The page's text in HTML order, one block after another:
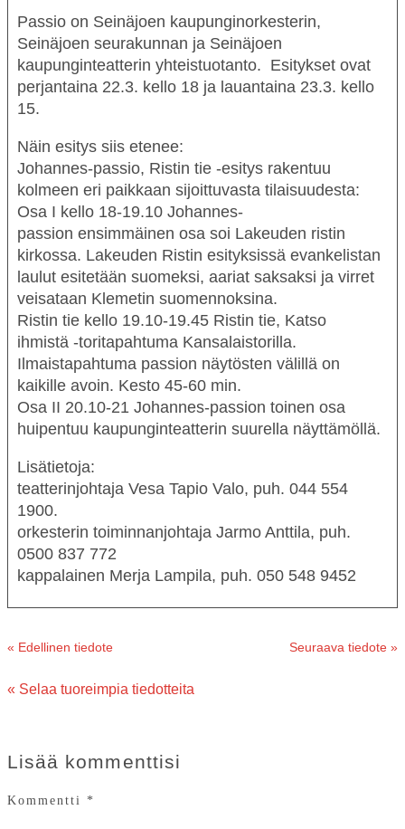
TEATTERI
KESÄTEATTERI
YHTEYS
Tiedotteet
Tietosuojalausunto
Passio on Seinäjoen kaupunginorkesterin,
Seinäjoen seurakunnan ja Seinäjoen
kaupunginteatterin yhteistuotanto. Esitykset ovat
perjantaina 22.3. kello 18 ja lauantaina 23.3. kello
15.
Näin esitys siis etenee:
Johannes-passio, Ristin tie -esitys rakentuu
kolmeen eri paikkaan sijoittuvasta tilaisuudesta:
Osa I kello 18-19.10 Johannes-
passion ensimmäinen osa soi Lakeuden ristin
kirkossa. Lakeuden Ristin esityksissä evankelistan
laulut esitetään suomeksi, aariat saksaksi ja virret
veisataan Klemetin suomennoksina.
Ristin tie kello 19.10-19.45 Ristin tie, Katso
ihmistä -toritapahtuma Kansalaistorilla.
Ilmaistapahtuma passion näytösten välillä on
kaikille avoin. Kesto 45-60 min.
Osa II 20.10-21 Johannes-passion toinen osa
huipentuu kaupunginteatterin suurella näyttämöllä.
Lisätietoja:
teatterinjohtaja Vesa Tapio Valo, puh. 044 554
1900.
orkesterin toiminnanjohtaja Jarmo Anttila, puh.
0500 837 772
kappalainen Merja Lampila, puh. 050 548 9452
« Edellinen tiedote Seuraava tiedote »
« Selaa tuoreimpia tiedotteita
Lisää kommenttisi
Kommentti *